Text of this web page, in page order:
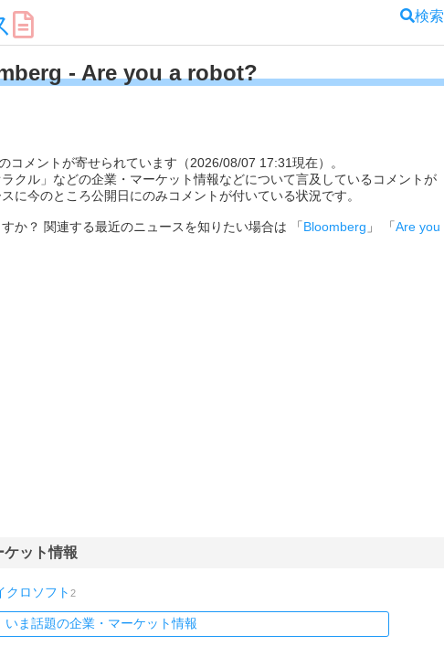
検索
- Are you a robot?
コメントが寄せられています（2026/08/07 17:31現在）。
クル」などの企業・マーケット情報などについて言及しているコメントが
に今のところ公開日にのみコメントが付いている状況です。
か？ 関連する最近のニュースを知りたい場合は 「Bloomberg 」 「Are you
ット情報
クロソフト 2
いま話題の企業・マーケット情報